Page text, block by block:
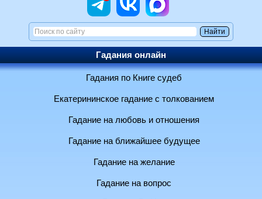
Гадания онлайн
Гадания по Книге судеб
Екатерининское гадание с толкованием
Гадание на любовь и отношения
Гадание на ближайшее будущее
Гадание на желание
Гадание на вопрос